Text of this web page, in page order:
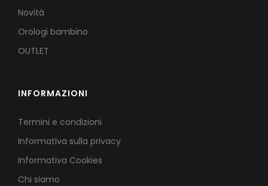
Novità
Orologi bambino
OUTLET
INFORMAZIONI
Termini e condizioni
Informativa sulla privacy
Informativa Cookies
Chi siamo